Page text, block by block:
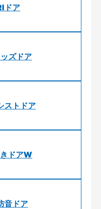
ドア
ズドア
ストドア
ドアW
音ドア